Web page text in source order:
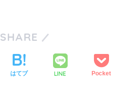
SHARE
はてブ LINE Pocket